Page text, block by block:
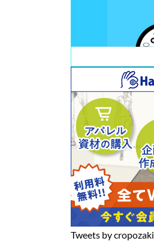
Tweets by cropozaki_